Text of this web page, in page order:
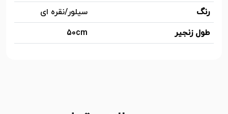
رنگ
سیلور/نقره ای
طول زنجیر
50cm